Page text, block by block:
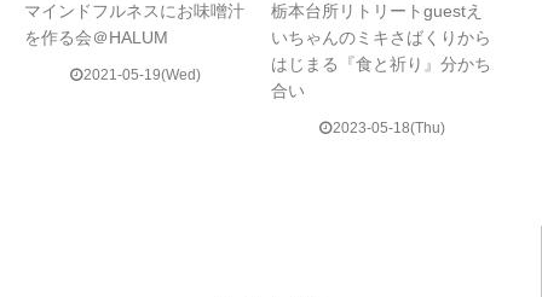
マインドフルネスにお味噌汁
を作る会＠HALUM
2021-05-19(Wed)
栃本台所リトリートguestえ
いちゃんのミキさばくりから
はじまる『食と祈り』分かち
合い
2023-05-18(Thu)